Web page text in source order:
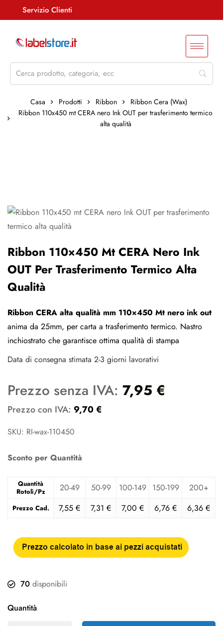
Servizio Clienti
Whatsapp: 3290548762
Casa Prodotti Ribbon
Ribbon Cera (Wax)
Ribbon 110x450 mt CERA nero Ink OUT per trasferimento termico
alta qualità
Ribbon 110×450 Mt CERA Nero Ink
OUT Per Trasferimento Termico Alta
Qualità
Ribbon CERA alta qualità mm 110×450 Mt nero ink out
anima da 25mm, per carta a trasferimento termico. Nastro
inchiostrato che garantisce ottima qualità di stampa
Data di consegna stimata 2-3 giorni lavorativi
Prezzo con IVA: 9,70€
Prezzo senza IVA: 7,95 €
SKU: RI-wax-110450
Sconto per Quantità
Quantità
Rotoli/Pz
20-49 50-99 100-149 150-199 200+
Prezzo Cad. 7,55 € 7,31 € 7,00 € 6,76 € 6,36 €
70 disponibili
Quantità